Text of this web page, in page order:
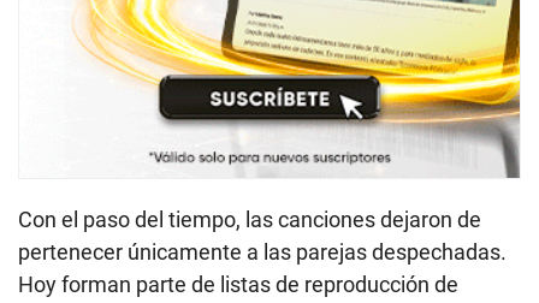
Con el paso del tiempo, las canciones dejaron de
pertenecer únicamente a las parejas despechadas.
Hoy forman parte de listas de reproducción de